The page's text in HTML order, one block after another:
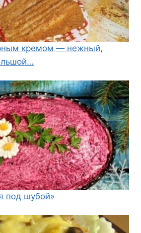
кремом — нежный,
под шубой»